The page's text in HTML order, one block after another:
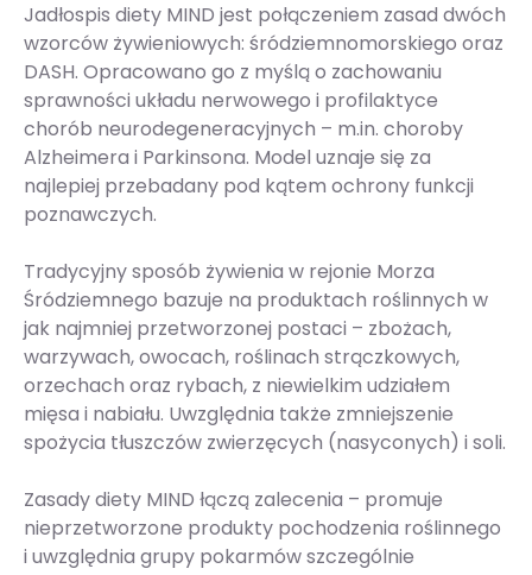
Jadłospis diety MIND jest połączeniem zasad dwóch
wzorców żywieniowych: śródziemnomorskiego oraz
DASH. Opracowano go z myślą o zachowaniu
sprawności układu nerwowego i profilaktyce
chorób neurodegeneracyjnych – m.in. choroby
Alzheimera i Parkinsona. Model uznaje się za
najlepiej przebadany pod kątem ochrony funkcji
poznawczych.
Tradycyjny sposób żywienia w rejonie Morza
Śródziemnego bazuje na produktach roślinnych w
jak najmniej przetworzonej postaci – zbożach,
warzywach, owocach, roślinach strączkowych,
orzechach oraz rybach, z niewielkim udziałem
mięsa i nabiału. Uwzględnia także zmniejszenie
spożycia tłuszczów zwierzęcych (nasyconych) i soli.
Zasady diety MIND łączą zalecenia – promuje
nieprzetworzone produkty pochodzenia roślinnego
i uwzględnia grupy pokarmów szczególnie